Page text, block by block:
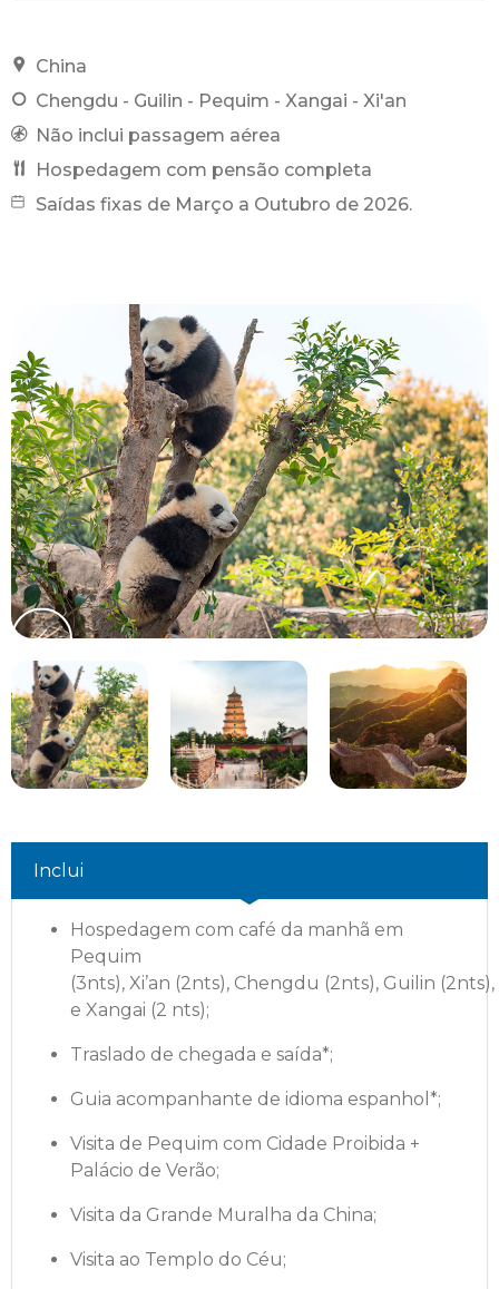
China
Chengdu - Guilin - Pequim - Xangai - Xi'an
Não inclui passagem aérea
Hospedagem com pensão completa
Saídas fixas de Março a Outubro de 2026.
Inclui
Hospedagem com café da manhã em
Pequim
(3nts), Xi’an (2nts), Chengdu (2nts), Guilin (2nts),
e Xangai (2 nts);
Traslado de chegada e saída*;
Guia acompanhante de idioma espanhol*;
Visita de Pequim com Cidade Proibida +
Palácio de Verão;
Visita da Grande Muralha da China;
Visita ao Templo do Céu;